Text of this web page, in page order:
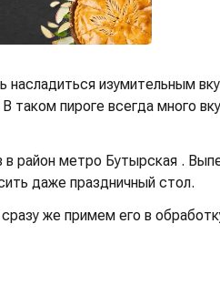
изумительным
пироге всегда много
район метро Бутырская .
даже праздничный стол.
же примем его в